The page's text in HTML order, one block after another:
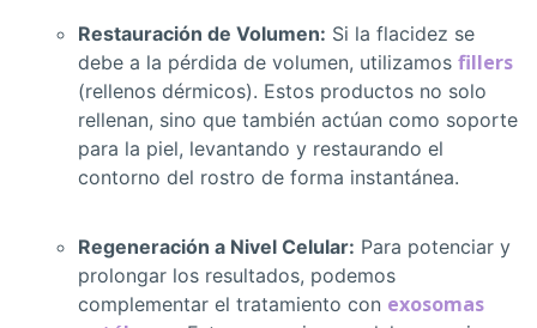
Restauración de Volumen: Si la flacidez se
debe a la pérdida de volumen, utilizamos fillers
(rellenos dérmicos). Estos productos no solo
rellenan, sino que también actúan como soporte
para la piel, levantando y restaurando el
contorno del rostro de forma instantánea.
Regeneración a Nivel Celular: Para potenciar y
prolongar los resultados, podemos
complementar el tratamiento con exosomas